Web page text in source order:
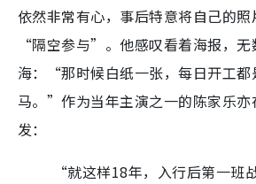
依然非常有心，事后特意将自己的
“隔空参与”。他感叹看着海报，无
海：“那时候白纸一张，每日开工都
马。”作为当年主演之一的陈家乐亦
发：
“就这样18年，入行后第一班